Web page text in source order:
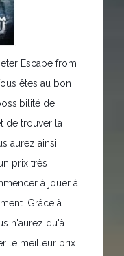
Escape from
êtes au bon
de
de trouver la
aurez ainsi
prix très
à jouer à
Grâce à
n'aurez qu'à
le meilleur prix